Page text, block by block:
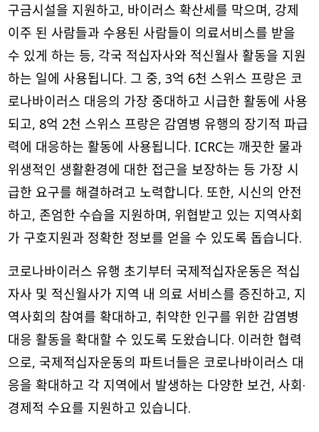
구금시설을 지원하고, 바이러스 확산세를 막으며, 강제
이주 된 사람들과 수용된 사람들이 의료서비스를 받을
수 있게 하는 등, 각국 적십자사와 적신월사 활동을 지원
하는 일에 사용됩니다. 그 중, 3억 6천 스위스 프랑은 코
로나바이러스 대응의 가장 중대하고 시급한 활동에 사용
되고, 8억 2천 스위스 프랑은 감염병 유행의 장기적 파급
력에 대응하는 활동에 사용됩니다. ICRC는 깨끗한 물과
위생적인 생활환경에 대한 접근을 보장하는 등 가장 시
급한 요구를 해결하려고 노력합니다. 또한, 시신의 안전
하고, 존엄한 수습을 지원하며, 위협받고 있는 지역사회
가 구호지원과 정확한 정보를 얻을 수 있도록 돕습니다.
코로나바이러스 유행 초기부터 국제적십자운동은 적십
자사 및 적신월사가 지역 내 의료 서비스를 증진하고, 지
역사회의 참여를 확대하고, 취약한 인구를 위한 감염병
대응 활동을 확대할 수 있도록 도왔습니다. 이러한 협력
으로, 국제적십자운동의 파트너들은 코로나바이러스 대
응을 확대하고 각 지역에서 발생하는 다양한 보건, 사회·
경제적 수요를 지원하고 있습니다.